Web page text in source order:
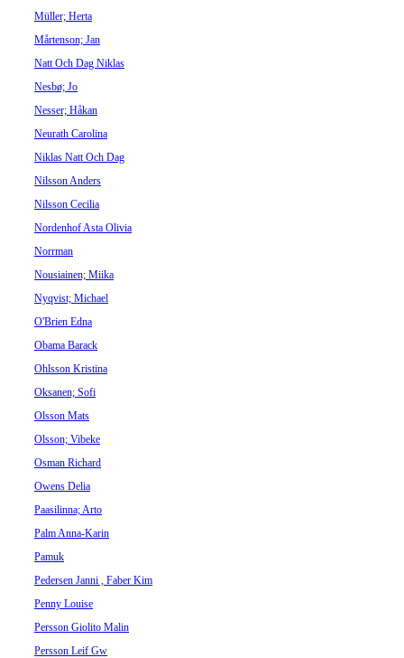
Müller; Herta
Mårtenson; Jan
Natt Och Dag Niklas
Nesbø; Jo
Nesser; Håkan
Neurath Carolina
Niklas Natt Och Dag
Nilsson Anders
Nilsson Cecilia
Nordenhof Asta Olivia
Norrman
Nousiainen; Miika
Nyqvist; Michael
O'Brien Edna
Obama Barack
Ohlsson Kristina
Oksanen; Sofi
Olsson Mats
Olsson; Vibeke
Osman Richard
Owens Delia
Paasilinna; Arto
Palm Anna-Karin
Pamuk
Pedersen Janni , Faber Kim
Penny Louise
Persson Giolito Malin
Persson Leif Gw